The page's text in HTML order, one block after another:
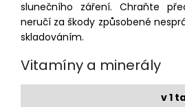
slunečního záření. Chraňte
neručí za škody způsobené
skladováním.
Vitamíny a minerály
v 1